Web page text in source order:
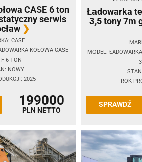
CASE 6 ton
serwis
CASE
KOŁOWA CASE
6 TON
NOWY
2025
199000
PLN NETTO
Ładowarka
3,5 tony 7m
MODEL:
ROK
SPRAWDŹ